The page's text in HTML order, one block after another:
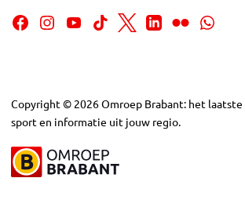
Copyright © 2026Omroep Brabant: het
sport en informatie uit jouw regio.